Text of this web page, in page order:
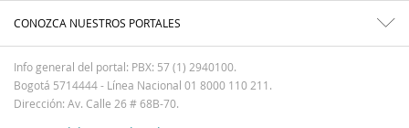
CONOZCA NUESTROS PORTALES
Info general del portal: PBX: 57 (1) 2940100.
Bogotá 5714444 - Línea Nacional 01 8000 110 211.
Dirección: Av. Calle 26 # 68B-70.